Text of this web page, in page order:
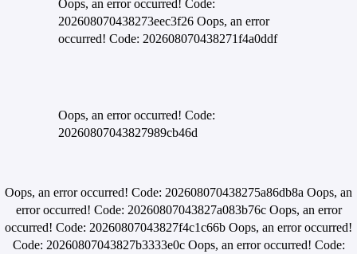
Oops, an error occurred! Code:
202608070438273eec3f26 Oops, an error
occurred! Code: 202608070438271f4a0ddf
Oops, an error occurred! Code:
20260807043827989cb46d
Oops, an error occurred! Code: 202608070438275a86db8a Oops, an
error occurred! Code: 20260807043827a083b76c Oops, an error
occurred! Code: 20260807043827f4c1c66b Oops, an error occurred!
Code: 20260807043827b3333e0c Oops, an error occurred! Code: